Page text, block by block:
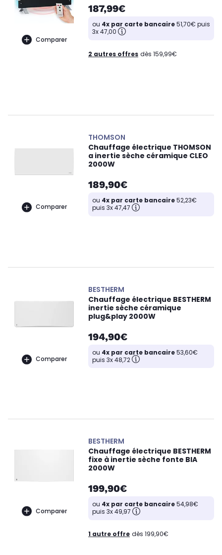
Comparer
187,99€
ou 4x par carte bancaire51,70€ puis
3x 47,00
2 autres offres dès 159,99€
Comparer
THOMSON
Chauffage électrique THOMSON
a inertie sèche céramique CLEO
2000W
189,90€
ou 4x par carte bancaire52,23€
puis 3x 47,47
Comparer
BESTHERM
Chauffage électrique BESTHERM
inertie sèche céramique
plug&play 2000W
194,90€
ou 4x par carte bancaire53,60€
puis 3x 48,72
Comparer
BESTHERM
Chauffage électrique BESTHERM
fixe à inertie sèche fonte BIA
2000W
199,90€
ou 4x par carte bancaire54,98€
puis 3x 49,97
1 autre offre dès 199,90€